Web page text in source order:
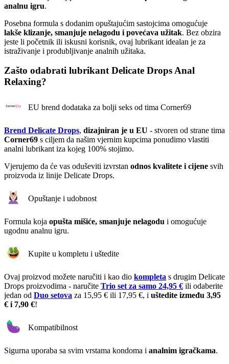
analnu igru.
Posebna formula s dodanim opuštajućim sastojcima omogućuje
lakše klizanje, smanjuje nelagodu i povećava užitak. Bez obzira
jeste li početnik ili iskusni korisnik, ovaj lubrikant idealan je za
istraživanje i produbljivanje analnih užitaka.
Zašto odabrati lubrikant Delicate Drops Anal
Relaxing?
EU brend dodataka za bolji seks od tima Corner69
Brend Delicate Drops, dizajniran je u EU - stvoren od strane tima
Corner69 s ciljem da našim vjernim kupcima ponudimo vlastiti
analni lubrikant iza kojeg 100% stojimo.
Vjerujemo da će vas oduševiti izvrstan odnos kvalitete i cijene svih
proizvoda iz linije Delicate Drops.
Opuštanje i udobnost
Formula koja opušta mišiće, smanjuje nelagodu i omogućuje
ugodnu analnu igru.
Kupite u kompletu i uštedite
Ovaj proizvod možete naručiti i kao dio kompleta s drugim Delicate
Drops proizvodima - naručite Trio set za samo 24,95 € ili odaberite
jedan od Duo setova za 15,95 € ili 17,95 €, i uštedite između 3,95
€ i 7,90 €!
Kompatibilnost
Sigurna uporaba sa svim vrstama kondoma i analnim igračkama.